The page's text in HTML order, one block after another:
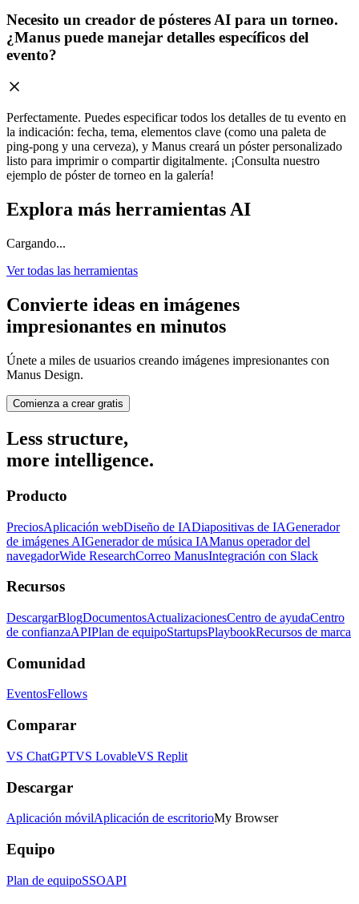
Necesito un creador de pósteres AI para un torneo.
¿Manus puede manejar detalles específicos del
evento?
Perfectamente. Puedes especificar todos los detalles de tu evento en
la indicación: fecha, tema, elementos clave (como una paleta de
ping-pong y una cerveza), y Manus creará un póster personalizado
listo para imprimir o compartir digitalmente. ¡Consulta nuestro
ejemplo de póster de torneo en la galería!
Explora más herramientas AI
Cargando...
Ver todas las herramientas
Convierte ideas en imágenes
impresionantes en minutos
Únete a miles de usuarios creando imágenes impresionantes con
Manus Design.
Comienza a crear gratis
Less structure,
more intelligence.
Producto
PreciosAplicación webDiseño de IADiapositivas de IAGenerador
de imágenes AIGenerador de música IAManus operador del
navegadorWide ResearchCorreo ManusIntegración con Slack
Recursos
DescargarBlogDocumentosActualizacionesCentro de ayudaCentro
de confianzaAPIPlan de equipoStartupsPlaybookRecursos de marca
Comunidad
EventosFellows
Comparar
VS ChatGPTVS LovableVS Replit
Descargar
Aplicación móvilAplicación de escritorioMy Browser
Equipo
Plan de equipoSSOAPI